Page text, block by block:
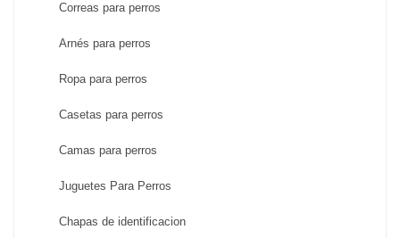
Correas para perros
Arnés para perros
Ropa para perros
Casetas para perros
Camas para perros
Juguetes Para Perros
Chapas de identificacion